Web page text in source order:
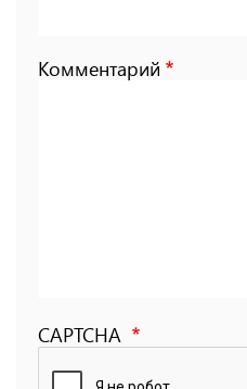
Комментарий
CAPTCHA